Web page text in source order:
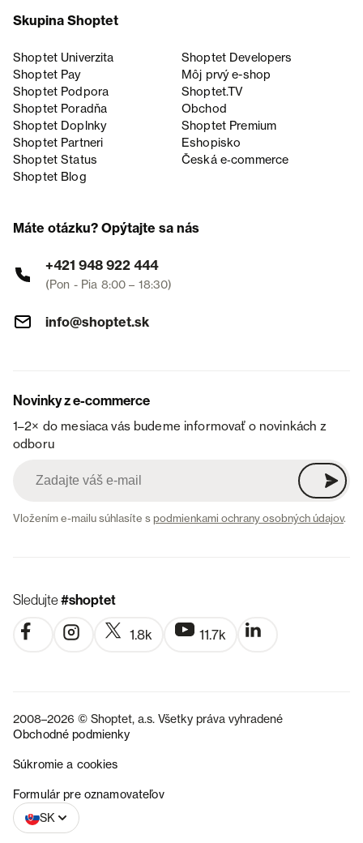
Skupina Shoptet
Shoptet Univerzita
Shoptet Developers
Shoptet Pay
Môj prvý e-shop
Shoptet Podpora
Shoptet.TV
Shoptet Poradňa
Obchod
Shoptet Doplnky
Shoptet Premium
Shoptet Partneri
Eshopisko
Shoptet Status
Česká e‑commerce
Shoptet Blog
Máte otázku? Opýtajte sa nás
+421 948 922 444
(Pon - Pia 8:00 – 18:30)
info@shoptet.sk
Novinky z e-commerce
1–2× do mesiaca vás budeme informovať o novinkách z
odboru
Vložením e-mailu súhlasíte spodmienkami ochrany osobných údajov.
Sledujte#shoptet
1.8k 11.7k
2008–2026 © Shoptet, a.s. Všetky práva vyhradené
Obchodné podmienky
Súkromie a cookies
Formulár pre oznamovateľov
SK